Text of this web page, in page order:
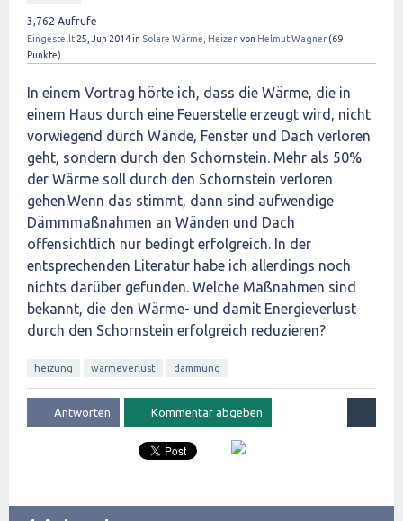
3,762 Aufrufe
Eingestellt 25, Jun 2014in Solare Wärme, Heizen von Helmut Wagner (69
Punkte)
In einem Vortrag hörte ich, dass die Wärme, die in
einem Haus durch eine Feuerstelle erzeugt wird, nicht
vorwiegend durch Wände, Fenster und Dach verloren
geht, sondern durch den Schornstein. Mehr als 50%
der Wärme soll durch den Schornstein verloren
gehen.Wenn das stimmt, dann sind aufwendige
Dämmmaßnahmen an Wänden und Dach
offensichtlich nur bedingt erfolgreich. In der
entsprechenden Literatur habe ich allerdings noch
nichts darüber gefunden. Welche Maßnahmen sind
bekannt, die den Wärme- und damit Energieverlust
durch den Schornstein erfolgreich reduzieren?
heizung wärmeverlust dämmung